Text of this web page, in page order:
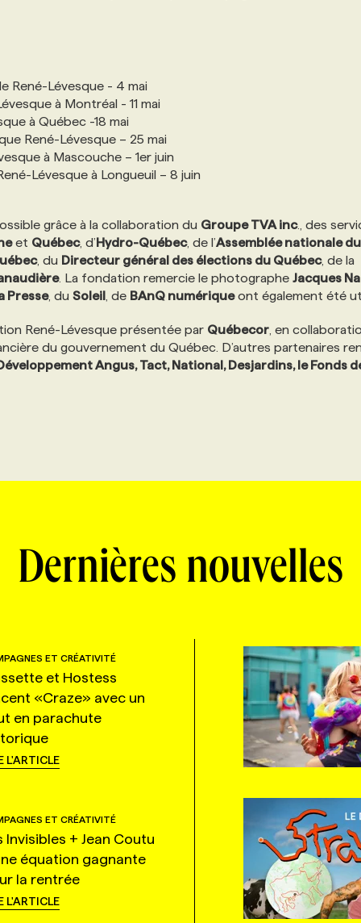
René-Lévesque - 4 mai
à Montréal - 11 mai
à Québec -18 mai
René-Lévesque – 25 mai
à Mascouche – 1er juin
Lévesque à Longueuil – 8 juin
grâce à la collaboration du Groupe TVA inc., des
et Québec, d’Hydro-Québec, de l’Assemblée nationale du
, du Directeur général des élections du Québec, de la
. La fondation remercie le photographe Jacques
Presse, du Soleil , de BAnQ numériqueont également été
René-Lévesque présentée par Québecor , en
du gouvernement du Québec. D’autres partenaires
Angus, Tact, National, Desjardins, le Fonds
Dernières nouvelles
ET CRÉATIVITÉ
et Hostess
«Craze» avec un
en parachute
L'ARTICLE
ET CRÉATIVITÉ
Invisibles + Jean Coutu
équation gagnante
la rentrée
L'ARTICLE